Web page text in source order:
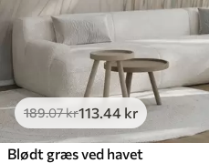
189.07kr113 .44 kr
Blødt græs ved havet